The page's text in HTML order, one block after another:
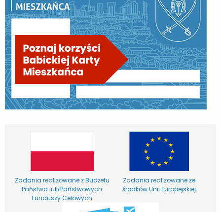
Zadania realizowane z Budżetu
Państwa lub Państwowych
Funduszy Celowych
Zadania realizowane ze
środków Unii Europejskiej